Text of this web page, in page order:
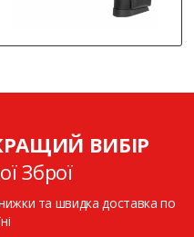
ВИБІР
Зброї
та швидка доставка по